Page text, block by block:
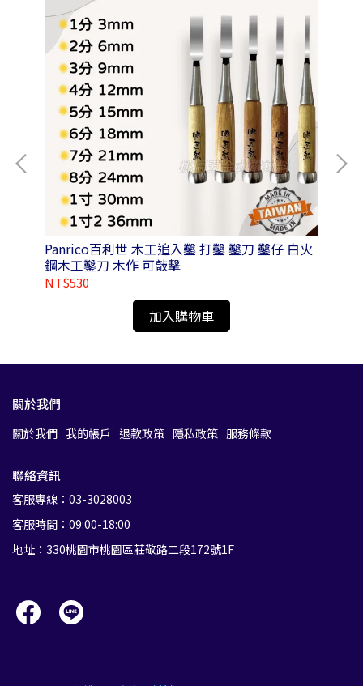
Panrico百利世 木工追入鑿 打鑿 鑿刀 鑿仔 白火
鋼木工鑿刀 木作 可敲擊
NT$530
加入購物車
關於我們
關於我們 我的帳戶 退款政策 隱私政策 服務條款
聯絡資訊
客服專線：03-3028003
客服時間：09:00-18:00
地址：330桃園市桃園區莊敬路二段172號1F